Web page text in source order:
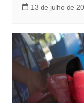
13 de julho de